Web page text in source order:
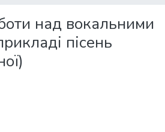
над вокальними
пісень